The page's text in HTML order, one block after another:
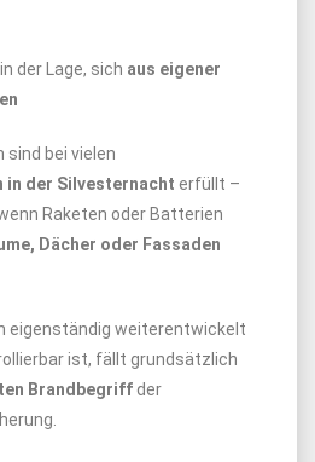
der Lage, sich aus eigener
sind bei vielen
in der Silvesternacht erfüllt –
Raketen oder Batterien
Dächer oder Fassaden
eigenständig weiterentwickelt
ist, fällt grundsätzlich
Brandbegriff der